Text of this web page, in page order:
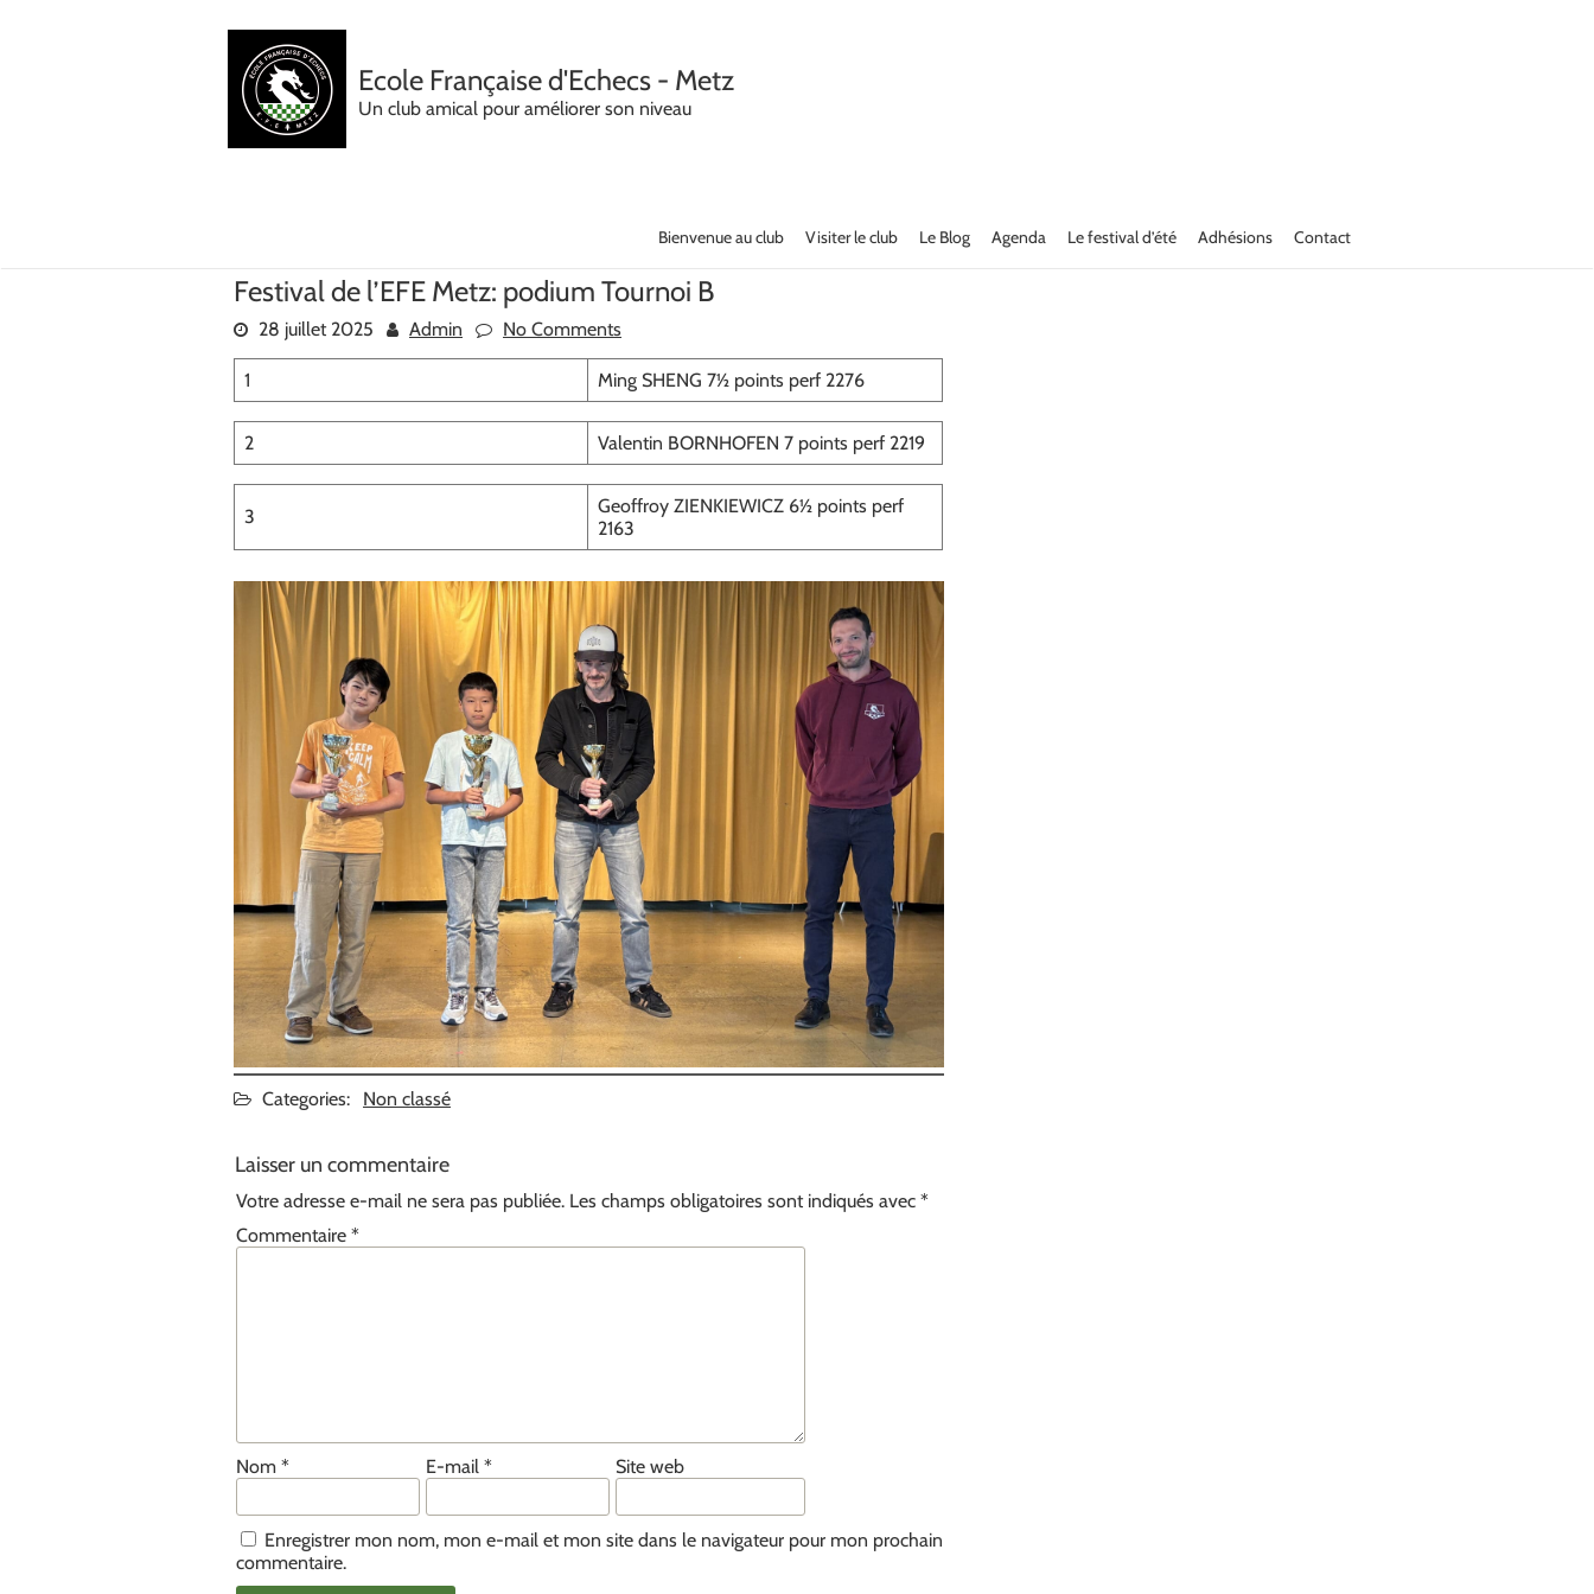
Ecole Française d'Echecs - Metz
Un club amical pour améliorer son niveau
Bienvenue au club Visiter le club Le Blog Agenda Le festival d’été Adhésions Contact
Festival de l’EFE Metz: podium Tournoi B
28 juillet 2025 Admin No Comments
1 Ming SHENG 7½ points perf 2276
2 Valentin BORNHOFEN 7 points perf 2219
3
Geoffroy ZIENKIEWICZ 6½ points perf
2163
Categories: Non classé
Laisser un commentaire
Votre adresse e-mail ne sera pas publiée. Les champs obligatoires sont indiqués avec *
Commentaire *
Nom * E-mail * Site web
Enregistrer mon nom, mon e-mail et mon site dans le navigateur pour mon prochain
commentaire.